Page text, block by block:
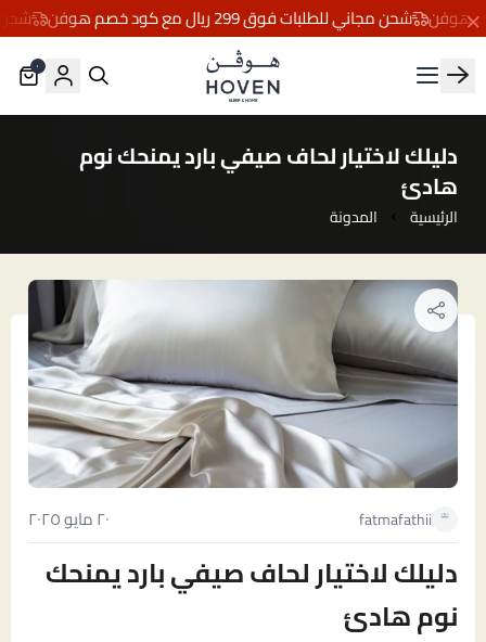
شحن مجاني للطلبات فوق 299 ريال مع كود خصم هوفن شحن مجاني
مفارش هوڤن
٠
دليلك لاختيار لحاف صيفي بارد يمنحك نوم
هادئ
الرئيسية المدونة
fatmafathii ٢٠ مايو ٢٠٢٥
دليلك لاختيار لحاف صيفي بارد يمنحك
نوم هادئ